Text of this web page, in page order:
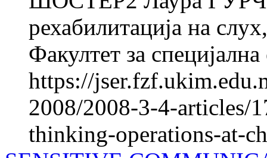
рехабилитација на
Факултет за
https://
2008/2008-3-4-articles/
thinking-operations-at-